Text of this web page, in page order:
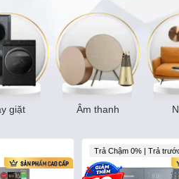
giặt Âm thanh
Trả Chậm 0% | Trả